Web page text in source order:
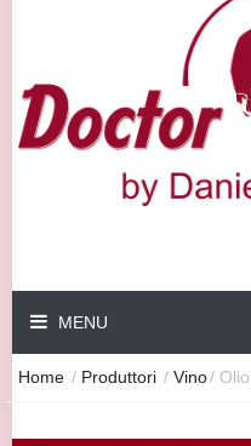
MENU
Home / Produttori / Vino/ Olio